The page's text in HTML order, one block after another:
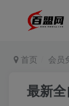
首页 会员
最新